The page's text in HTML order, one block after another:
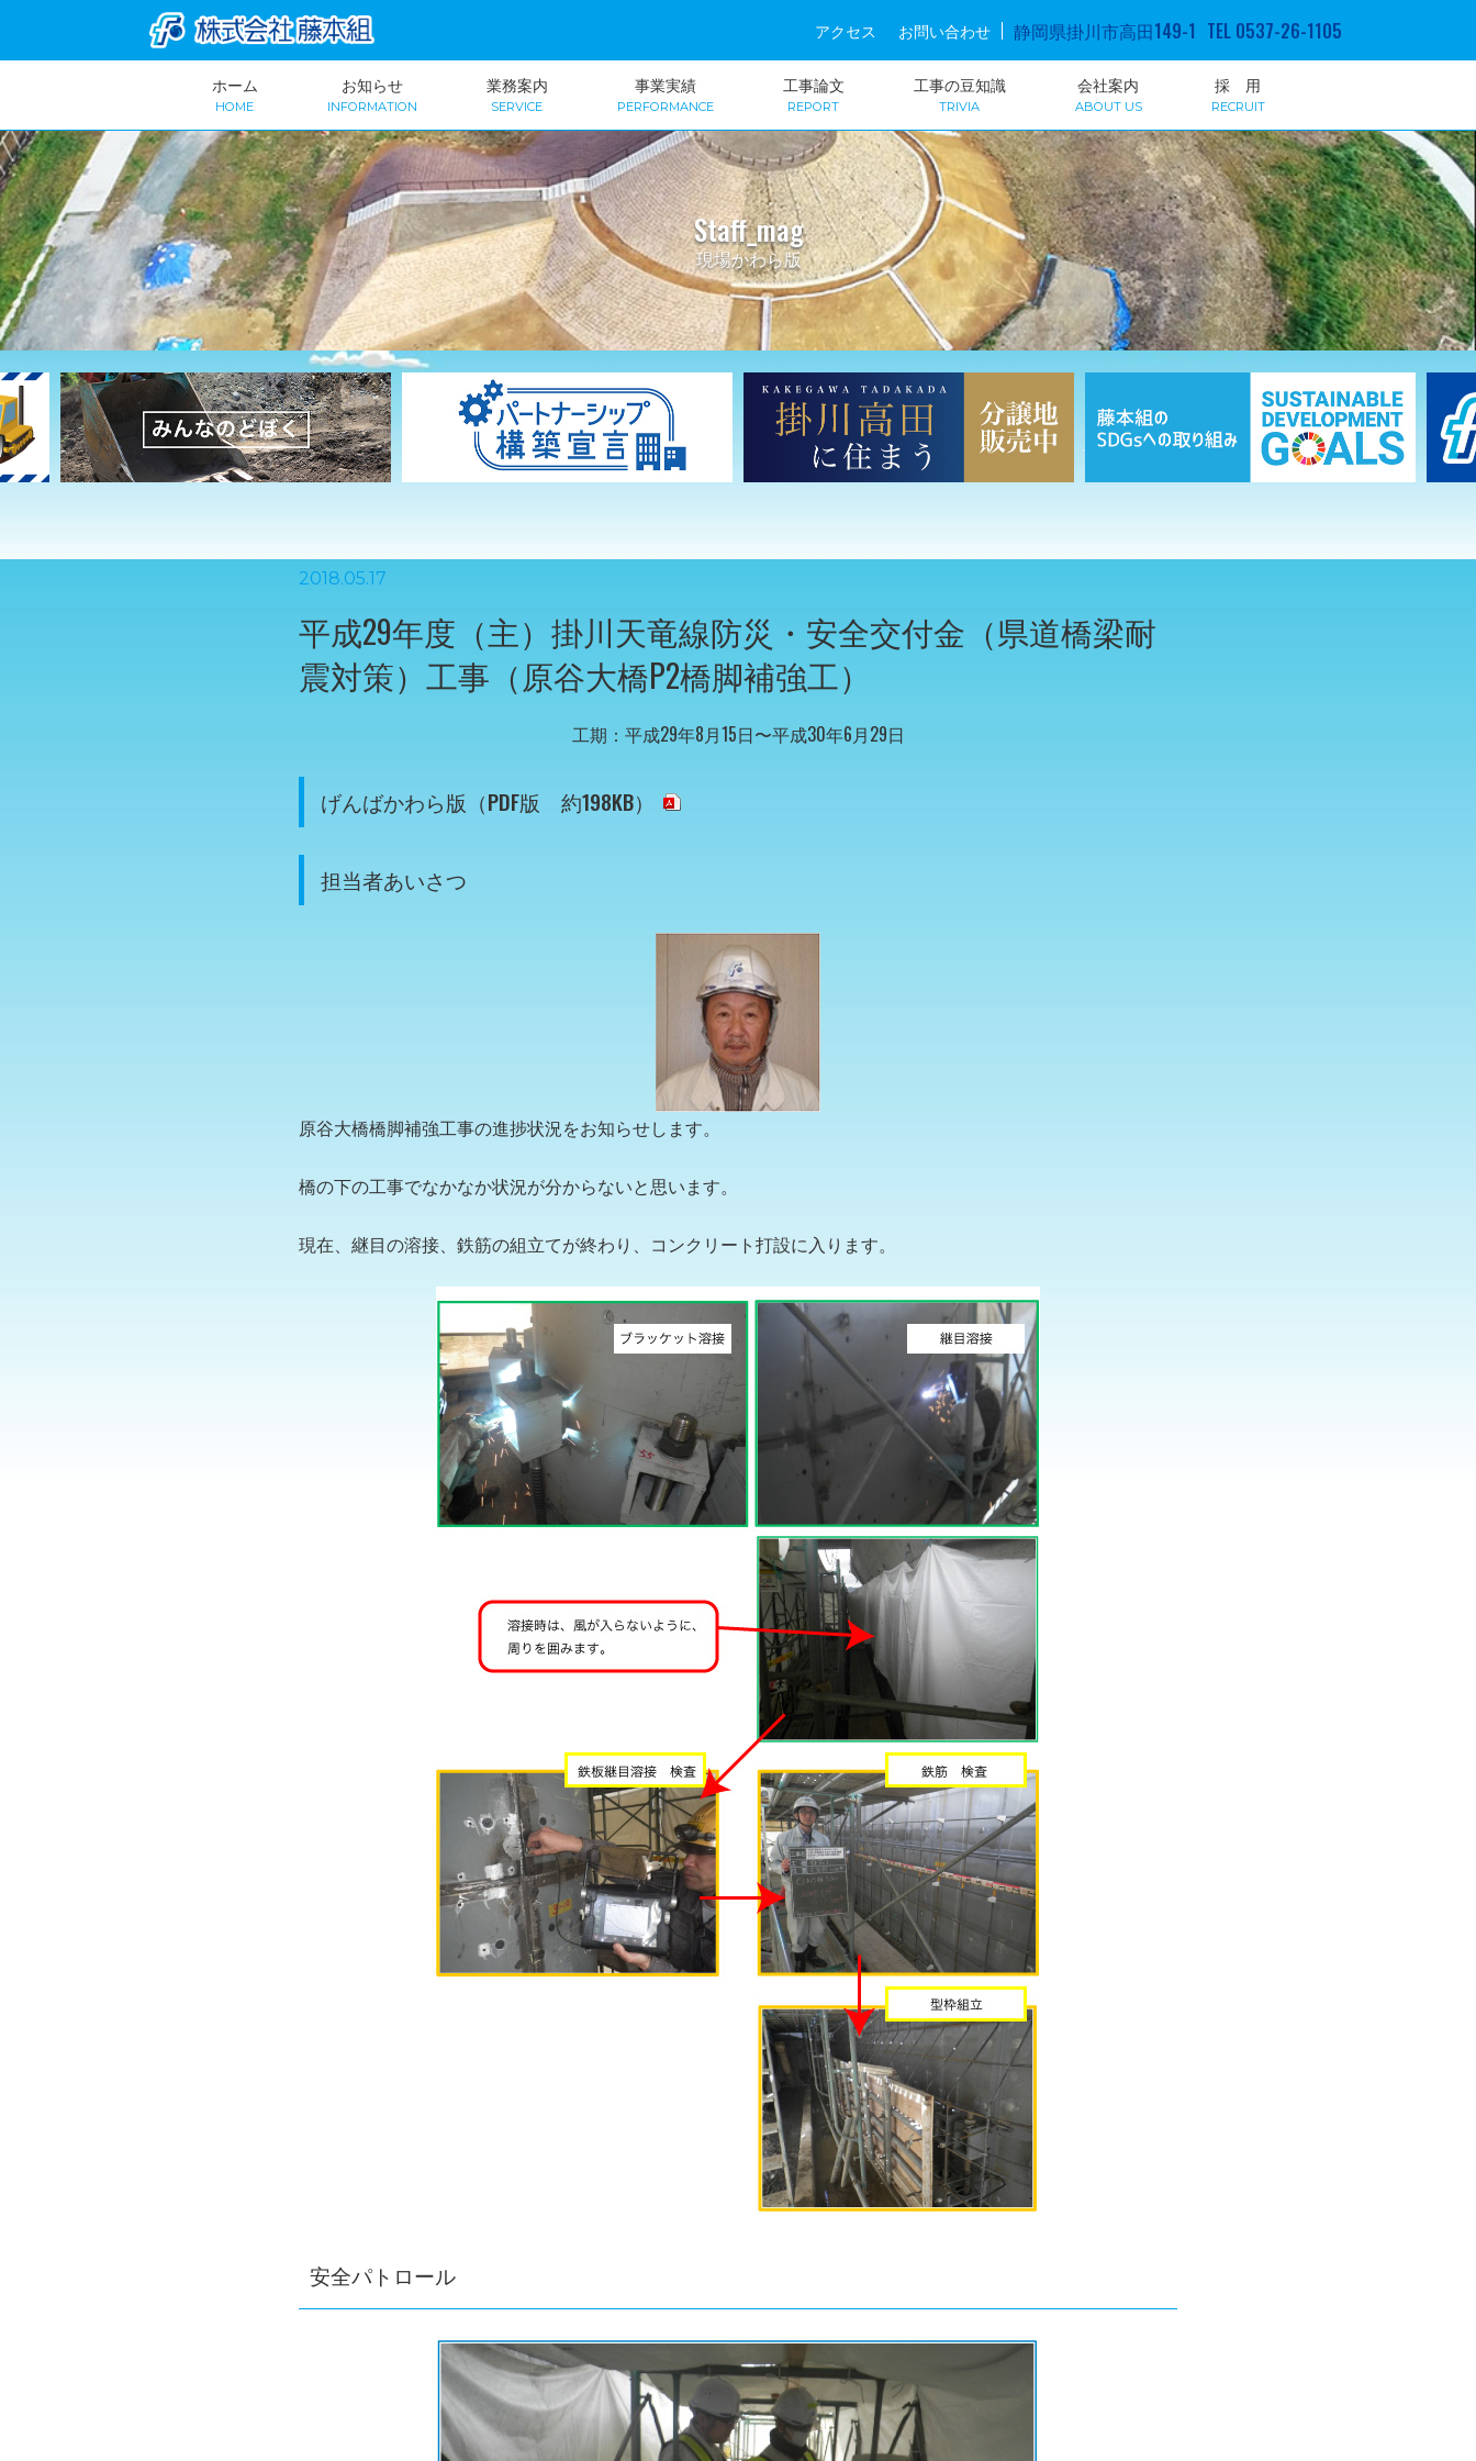
アクセス お問い合わせ 静岡県掛川市高田149-1 TEL 0537-26-1105
ホーム
HOME
お知らせ
INFORMATION
業務案内
SERVICE
事業実績
PERFORMANCE
工事論文
REPORT
工事の豆知識
TRIVIA
会社案内
ABOUT US
採 用
RECRUIT
Staff_mag
現場かわら版
2018.05.17
平成29年度（主）掛川天竜線防災・安全交付金（県道橋梁耐
震対策）工事（原谷大橋P2橋脚補強工）
工期：平成29年8月15日〜平成30年6月29日
げんばかわら版（PDF版 約198KB）
担当者あいさつ
原谷大橋橋脚補強工事の進捗状況をお知らせします。
橋の下の工事でなかなか状況が分からないと思います。
現在、継目の溶接、鉄筋の組立てが終わり、コンクリート打設に入ります。
安全パトロール